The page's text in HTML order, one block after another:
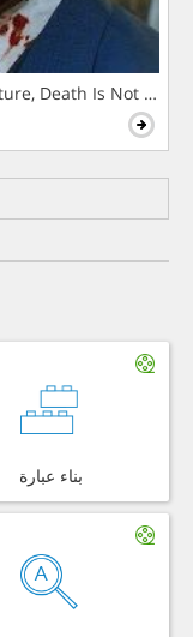
Death Is Not The
بناء عبارة